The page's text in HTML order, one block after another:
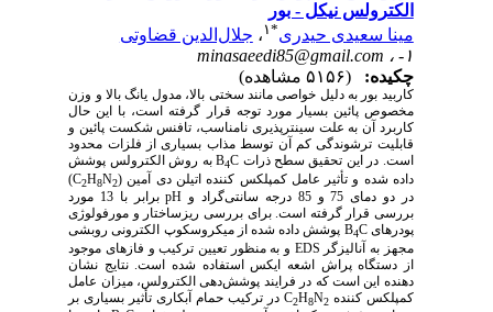
الکترولس نیکل - بور
مینا سعیدی حیدری* ۱،جلال‌الدین قضاوتی
minasaeedi85@gmail.com
چکیده:
کاربید بور به دلیل خواصی مانند سختی بالا، مدول یانگ بالا و وزن
مخصوص پائین بسیار مورد توجه قرار گرفته است، با این حال
کاربرد آن به علت سینترپذیری نامناسب، تافنس شکست پائین و
قابلیت ترشوندگی کم آن توسط مذاب بسیاری از فلزات محدود
است. در این تحقیق سطح ذرات
B4 C
به روش الکترولس پوشش
داده شده و تأثیر عامل کمپلکس کننده اتیلن دی آمین (
C2H8N 2
)
در دو دمای 75 و 85 درجه سانتی‌گراد و
pH
برابر با 13 مورد
بررسی قرار گرفته است. برای بررسی ریزساختار و مورفولوژی
پودر‌های
B4 C
پوشش داده شده از میکروسکوپ الکترونی روبشی
مجهز به آنالیزگرEDSو به منظور تعیین ترکیب و فازهای موجود
از دستگاه پراش اشعه ایکس استفاده شده است. نتایج نشان
دهنده این است که در فرایند پوشش‌دهی الکترولس، میزان عامل
کمپلکس کننده
C2H8N2
در ترکیب حمام آبکاری تأثیر بسیاری بر